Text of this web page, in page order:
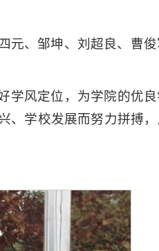
元、邹坤、刘超良、曹
风定位，为学院的优良
、学校发展而努力拼搏